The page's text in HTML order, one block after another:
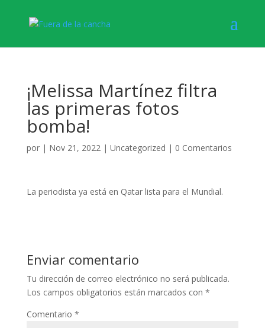
¡Melissa Martínez filtra
las primeras fotos
bomba!
por | Nov 21, 2022| Uncategorized | 0 Comentarios
La periodista ya está en Qatar lista para el Mundial.
Enviar comentario
Tu dirección de correo electrónico no será publicada.
Los campos obligatorios están marcados con *
Comentario *